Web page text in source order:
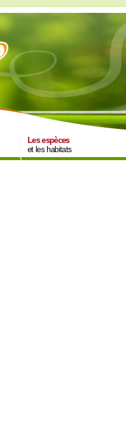
Les espèces
et les habitats